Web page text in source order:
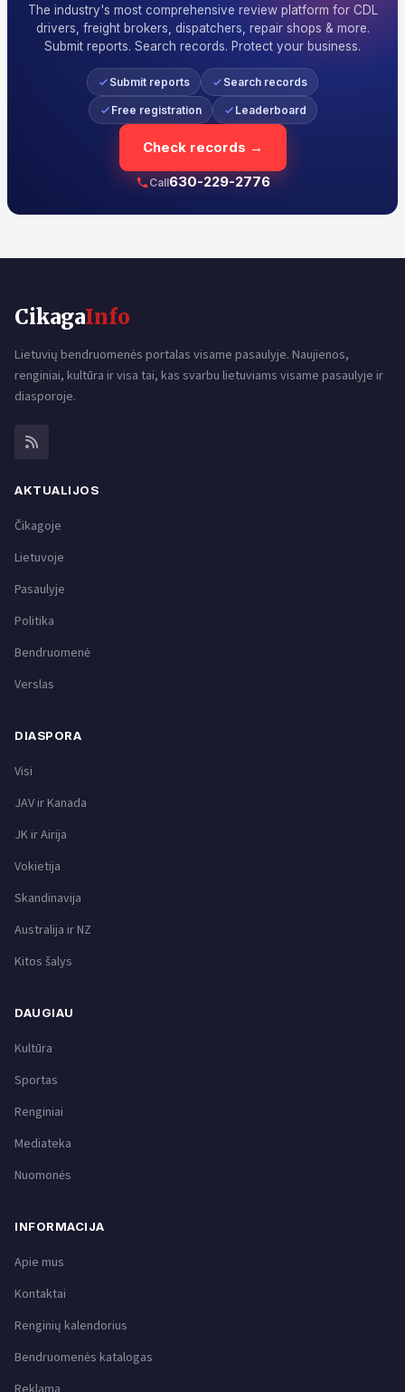
The industry's most comprehensive review platform for CDL
drivers, freight brokers, dispatchers, repair shops & more.
Submit reports. Search records. Protect your business.
Submit reports Search records
Free registration Leaderboard
Check records →
Call630-229-2776
CikagaInfo
Lietuvių bendruomenės portalas visame pasaulyje. Naujienos,
renginiai, kultūra ir visa tai, kas svarbu lietuviams visame pasaulyje ir
diasporoje.
AKTUALIJOS
Čikagoje
Lietuvoje
Pasaulyje
Politika
Bendruomenė
Verslas
DIASPORA
Visi
JAV ir Kanada
JK ir Airija
Vokietija
Skandinavija
Australija ir NZ
Kitos šalys
DAUGIAU
Kultūra
Sportas
Renginiai
Mediateka
Nuomonės
INFORMACIJA
Apie mus
Kontaktai
Renginių kalendorius
Bendruomenės katalogas